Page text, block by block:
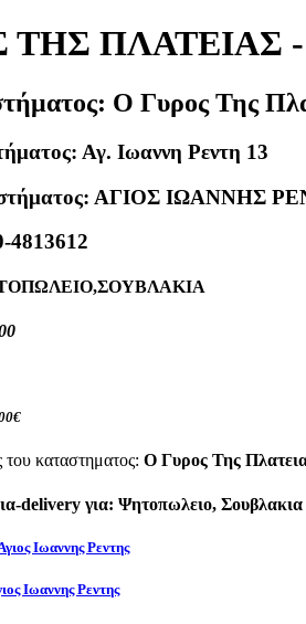
ΤΗΣ ΠΛΑΤΕΙΑΣ
Ο Γυρος Της
Αγ. Ιωαννη Ρεντη 13
ΑΓΙΟΣ ΙΩΑΝΝΗΣ
4813612
καταστηματος: Ο Γυρος Της
delivery για: Ψητοπωλειο, Σουβλακια
Ιωαννης Ρεντης
Ιωαννης Ρεντης